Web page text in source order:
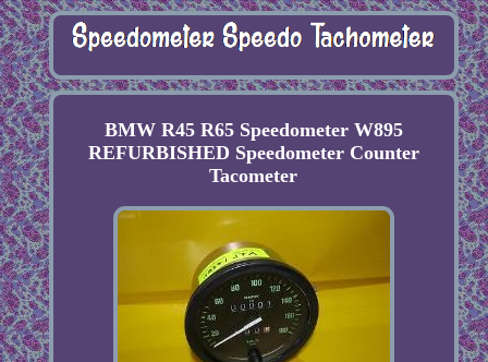
BMW R45 R65 Speedometer W895
REFURBISHED Speedometer Counter
Tacometer